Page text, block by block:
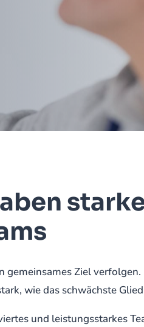
gemeinsames Ziel
wie das schwächste
und leistungsstarkes